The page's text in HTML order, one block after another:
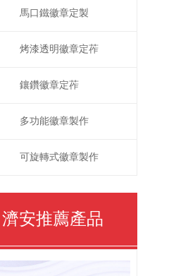
馬口鐵徽章定製
烤漆透明徽章定莋
鑲鑽徽章定莋
多功能徽章製作
可旋轉式徽章製作
濟安推薦產品